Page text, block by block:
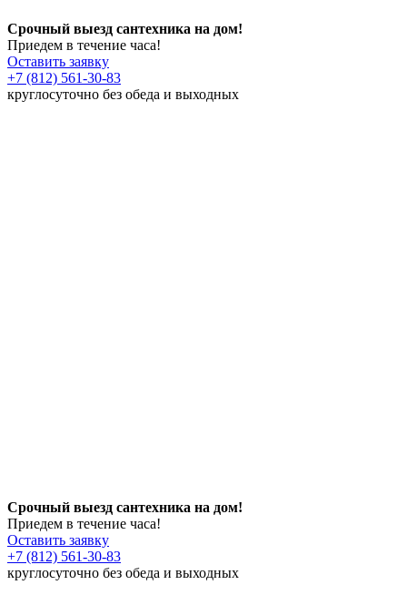
Срочный выезд сантехника на дом!
Приедем в течение часа!
Оставить заявку
+7 (812) 561-30-83
круглосуточно без обеда и выходных
Срочный выезд сантехника на дом!
Приедем в течение часа!
Оставить заявку
+7 (812) 561-30-83
круглосуточно без обеда и выходных